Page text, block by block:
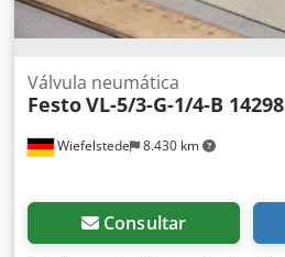
Wiefelstede 8.430 km
Válvula neumática
FestoVL-5/3-G-1/4-B 14298
Consultar